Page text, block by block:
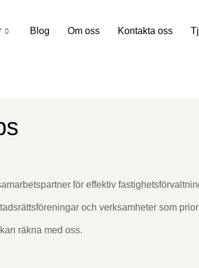
Blog Om oss Kontakta oss
för effektiv
och verksamheter som
räkna med oss.